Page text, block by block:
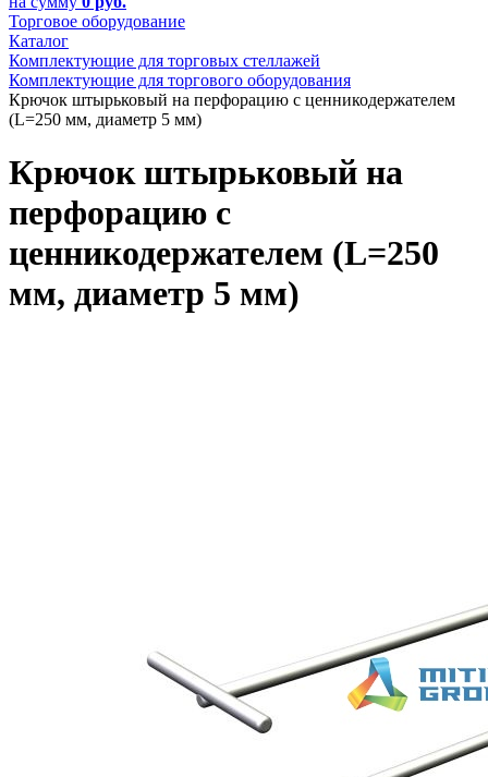
Торговое оборудование
Каталог
Комплектующие для торговых стеллажей
Комплектующие для торгового оборудования
Крючок штырьковый на перфорацию с ценникодержателем
(L=250 мм, диаметр 5 мм)
Крючок штырьковый на
перфорацию с
ценникодержателем (L=250
мм, диаметр 5 мм)